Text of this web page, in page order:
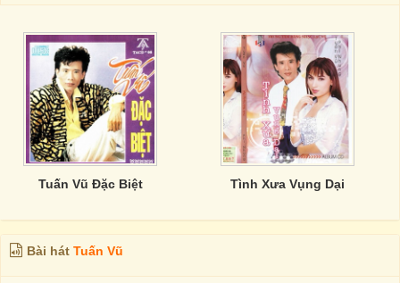
Tuấn Vũ Đặc Biệt Tình Xưa Vụng Dại
Bài hát Tuấn Vũ